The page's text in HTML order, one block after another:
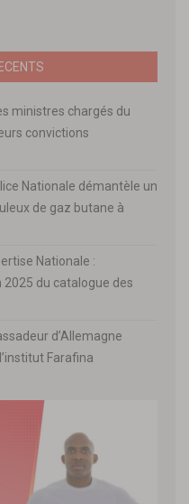
ministres chargés du
convictions
Nationale démantèle un
de gaz butane à
Nationale :
du catalogue des
d’Allemagne
Farafina